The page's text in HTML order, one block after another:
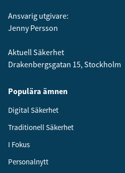
Ansvarig utgivare:
Jenny Persson
Aktuell Säkerhet
Drakenbergsgatan 15, Stockholm
Populära ämnen
Digital Säkerhet
Traditionell Säkerhet
I Fokus
Personalnytt